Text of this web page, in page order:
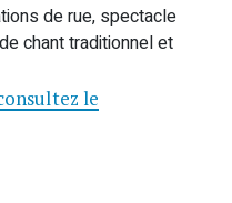
de rue, spectacle
chant traditionnel et
le